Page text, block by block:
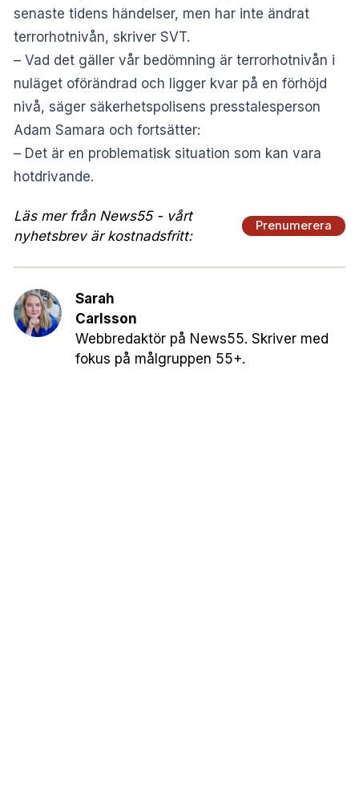
senaste tidens händelser, men har inte ändrat
terrorhotnivån, skriver SVT.
– Vad det gäller vår bedömning är terrorhotnivån i
nuläget oförändrad och ligger kvar på en förhöjd
nivå, säger säkerhetspolisens presstalesperson
Adam Samara och fortsätter:
– Det är en problematisk situation som kan vara
hotdrivande.
Läs mer från News55 - vårt
nyhetsbrev är kostnadsfritt:
Prenumerera
Sarah
Carlsson
Webbredaktör på News55. Skriver med
fokus på målgruppen 55+.